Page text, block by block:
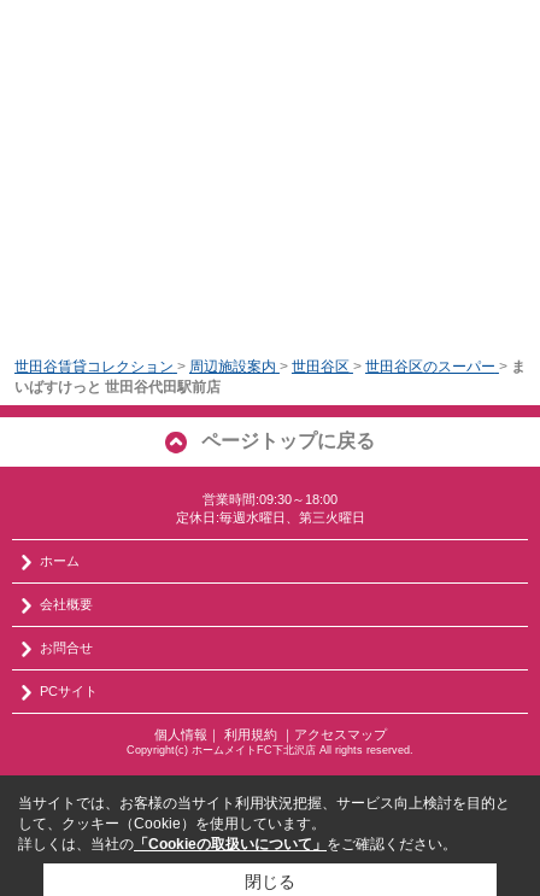
世田谷賃貸コレクション > 周辺施設案内 > 世田谷区 > 世田谷区のスーパー > ま
いばすけっと 世田谷代田駅前店
ページトップに戻る
営業時間:09:30～18:00
定休日:毎週水曜日、第三火曜日
ホーム
会社概要
お問合せ
PCサイト
個人情報 ｜ 利用規約｜ アクセスマップ
Copyright(c) ホームメイトFC下北沢店 All rights reserved.
当サイトでは、お客様の当サイト利用状況把握、サービス向上検討を目的と
して、クッキー（Cookie）を使用しています。
詳しくは、当社の 「Cookieの取扱いについて」 をご確認ください。
閉じる